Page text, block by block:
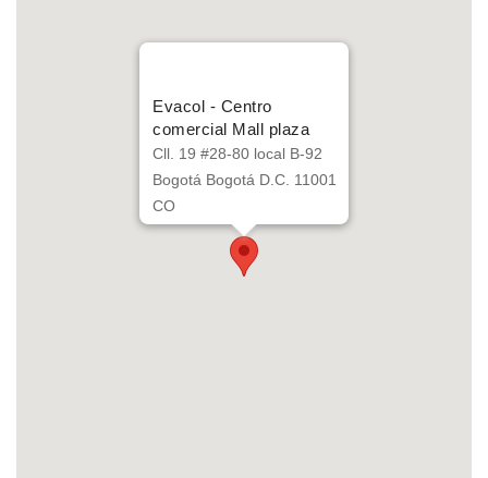
Evacol - Centro
comercial Mall plaza
Cll. 19 #28-80 local B-92
Bogotá Bogotá D.C. 11001
CO